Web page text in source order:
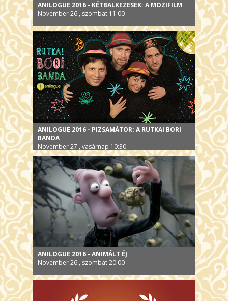
ANILOGUE 2016 - KÉTBALKEZESEK: A MOZIFILM
November 26., szombat 11:00
ANILOGUE 2016 - PIZSAMÁTOR: A RUTKAI BORI
BANDA
November 27., vasárnap 10:30
ANILOGUE 2016 - ANIMÁLT ÉJ
November 26., szombat 20:00